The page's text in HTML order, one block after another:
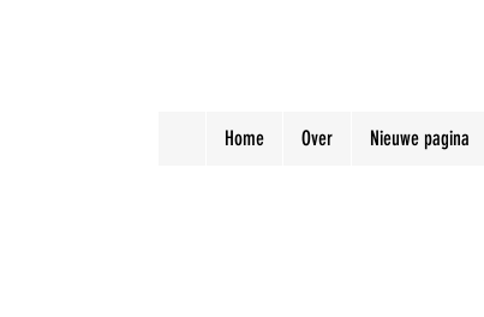
Home Over Nieuwe pagina